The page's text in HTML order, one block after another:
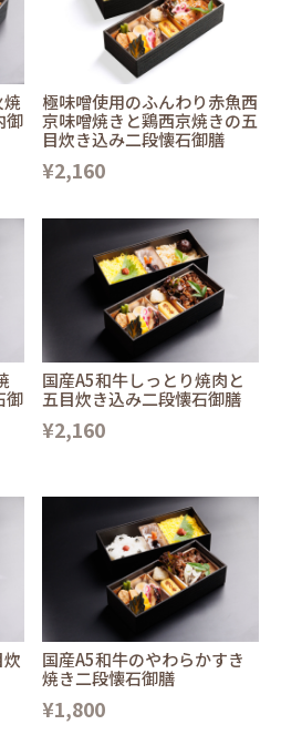
御
極味噌使用のふんわり赤魚西
京味噌焼きと鶏西京焼きの五
目炊き込み二段懐石御膳
¥2,160
御
国産A5和牛しっとり焼肉と
五目炊き込み二段懐石御膳
¥2,160
国産A5和牛のやわらかすき
焼き二段懐石御膳
¥1,800